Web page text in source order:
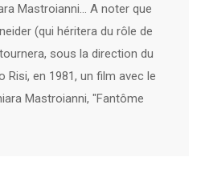
Mastroianni... A noter que
(qui héritera du rôle de
sous la direction du
Risi, en 1981, un film avec le
Mastroianni, "Fantôme